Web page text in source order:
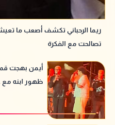
ريما الرحباني تكشف أصعب ما
تصالحت مع الفكرة
أيمن بهجت
ظهور ابنه مع